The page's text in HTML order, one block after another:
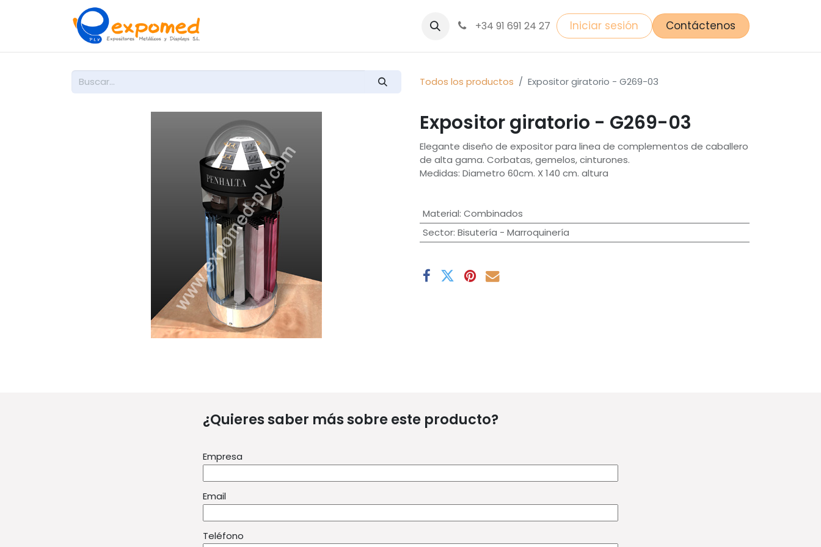
+34 91 691 24 27 Iniciar sesión Contáctenos
Todos los productos Expositor giratorio - G269-03
Expositor giratorio - G269-03
Elegante diseño de expositor para linea de complementos de caballero
de alta gama. Corbatas, gemelos, cinturones.
Medidas: Diametro 60cm. X 140 cm. altura
Material: Combinados
Sector: Bisutería - Marroquinería
¿Quieres saber más sobre este producto?
Empresa
Email
Teléfono